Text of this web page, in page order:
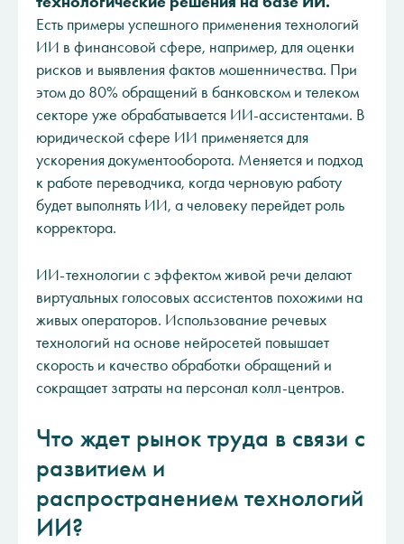
Есть примеры успешного применения технологий
ИИ в финансовой сфере, например, для оценки
рисков и выявления фактов мошенничества. При
этом до 80% обращений в банковском и телеком
секторе уже обрабатывается ИИ-ассистентами. В
юридической сфере ИИ применяется для
ускорения документооборота. Меняется и подход
к работе переводчика, когда черновую работу
будет выполнять ИИ, а человеку перейдет роль
корректора.
ИИ-технологии с эффектом живой речи делают
виртуальных голосовых ассистентов похожими на
живых операторов. Использование речевых
технологий на основе нейросетей повышает
скорость и качество обработки обращений и
сокращает затраты на персонал колл-центров.
Что ждет рынок труда в связи с
развитием и
распространением технологий
ИИ?